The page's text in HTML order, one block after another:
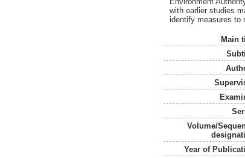
with earlier studies
identify measures to
Main
Volume/
Year of